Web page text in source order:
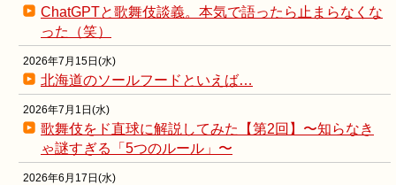
ChatGPTと歌舞伎談義。本気で語ったら止まらなくな
った（笑）
2026年7月15日(水)
北海道のソールフードといえば…
2026年7月1日(水)
歌舞伎をド直球に解説してみた【第2回】〜知らなき
ゃ謎すぎる「5つのルール」〜
2026年6月17日(水)